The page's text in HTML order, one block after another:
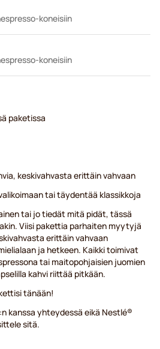
koneisiin
koneisiin
paketissa
keskivahvasta erittäin vahvaan
tai täydentää klassikkoja
tai jo tiedät mitä pidät, tässä
Viisi pakettia parhaiten myytyjä
erittäin vahvaan
ja hetkeen. Kaikki toimivat
tai maitopohjaisien juomien
kahvi riittää pitkään.
tänään!
kanssa yhteydessä eikä Nestlé®
sitä.